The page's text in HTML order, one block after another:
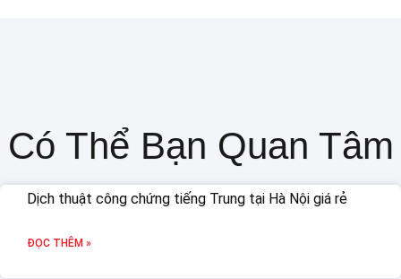
Có Thể Bạn Quan Tâm
Dịch thuật công chứng tiếng Trung tại Hà Nội giá rẻ
ĐỌC THÊM »